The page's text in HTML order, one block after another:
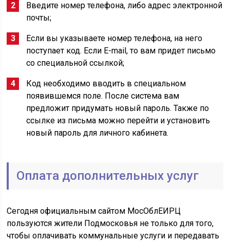
Введите номер телефона, либо адрес электронной
почты;
Если вы указываете номер телефона, на него
поступает код. Если E-mail, то вам придет письмо
со специальной ссылкой;
Код необходимо вводить в специальном
появившемся поле. После система вам
предложит придумать новый пароль. Также по
ссылке из письма можно перейти и установить
новый пароль для личного кабинета.
Оплата дополнительных услуг
Сегодня официальным сайтом MocOблEИPЦ
пользуются жители Подмосковья не только для того,
чтобы оплачивать коммунальные услуги и передавать